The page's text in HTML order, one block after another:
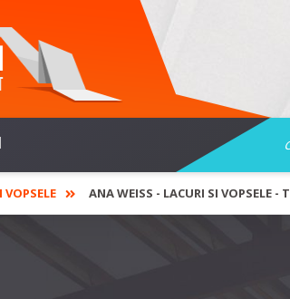
VOPSELE ANA WEISS - LACURI SI VOPSELE